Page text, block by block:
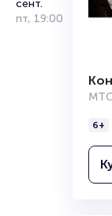
сент.
пт, 19:00
МТС
6+